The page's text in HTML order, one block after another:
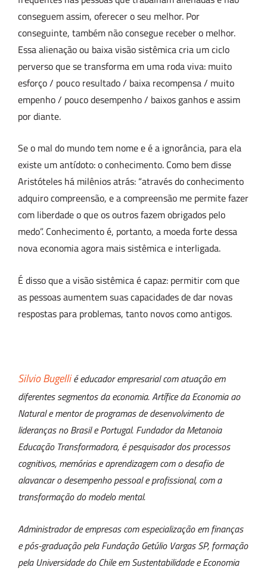
conseguem assim, oferecer o seu melhor. Por
conseguinte, também não consegue receber o melhor.
Essa alienação ou baixa visão sistêmica cria um ciclo
perverso que se transforma em uma roda viva: muito
esforço / pouco resultado / baixa recompensa / muito
empenho / pouco desempenho / baixos ganhos e assim
por diante.
Se o mal do mundo tem nome e é a ignorância, para ela
existe um antídoto: o conhecimento. Como bem disse
Aristóteles há milênios atrás: “através do conhecimento
adquiro compreensão, e a compreensão me permite fazer
com liberdade o que os outros fazem obrigados pelo
medo”. Conhecimento é, portanto, a moeda forte dessa
nova economia agora mais sistêmica e interligada.
É disso que a visão sistêmica é capaz: permitir com que
as pessoas aumentem suas capacidades de dar novas
respostas para problemas, tanto novos como antigos.
Silvio Bugellié educador empresarial com atuação em
diferentes segmentos da economia. Artífice da Economia ao
Natural e mentor de programas de desenvolvimento de
lideranças no Brasil e Portugal. Fundador da Metanoia
Educação Transformadora, é pesquisador dos processos
cognitivos, memórias e aprendizagem com o desafio de
alavancar o desempenho pessoal e profissional, com a
transformação do modelo mental.
Administrador de empresas com especialização em finanças
e pós-graduação pela Fundação Getúlio Vargas SP, formação
pela Universidade do Chile em Sustentabilidade e Economia